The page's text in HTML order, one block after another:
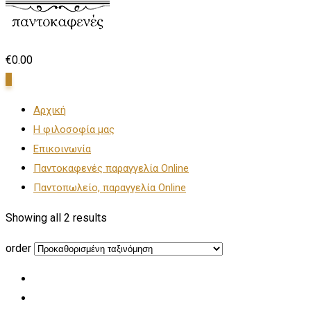
€0.00
Αρχική
Η φιλοσοφία μας
Επικοινωνία
Παντοκαφενές παραγγελία Online
Παντοπωλείο, παραγγελία Online
Showing all 2 results
order